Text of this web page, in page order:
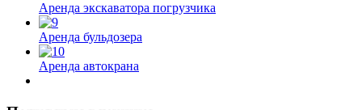
Аренда экскаватора погрузчика
Аренда бульдозера
Аренда автокрана